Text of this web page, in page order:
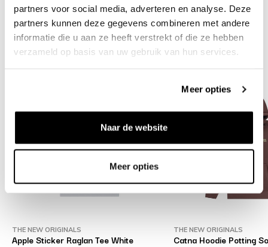
partners voor social media, adverteren en analyse. Deze
partners kunnen deze gegevens combineren met andere
informatie die u aan ze heeft verstrekt of die ze hebben
verzameld op basis van uw gebruik van hun services.
Meer opties
Naar de website
Meer opties
Shipment and returns
Related products
THE NEW ORIGINALS
Apple Sticker Raglan Tee White
THE NEW ORIGINALS
Catna Hoodie Potting